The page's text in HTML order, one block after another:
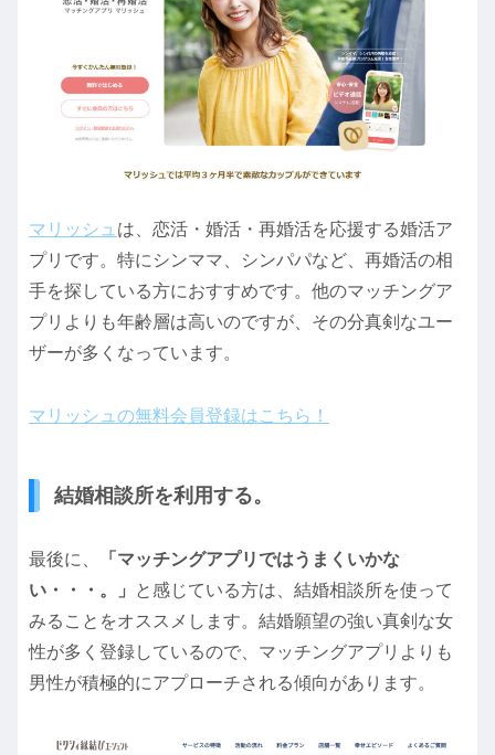
マリッシュ は、恋活・婚活・再婚活を応援する婚活ア
プリです。特にシンママ、シンパパなど、再婚活の相
手を探している方におすすめです。他のマッチングア
プリよりも年齢層は高いのですが、その分真剣なユー
ザーが多くなっています。
マリッシュの無料会員登録はこちら！
結婚相談所を利用する。
最後に、
「マッチングアプリではうまくいかな
い・・・。」
と感じている方は、結婚相談所を使って
みることをオススメします。結婚願望の強い真剣な女
性が多く登録しているので、マッチングアプリよりも
男性が積極的にアプローチされる傾向があります。